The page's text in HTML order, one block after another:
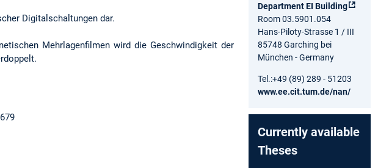
Digitalschaltungen dar.
Mehrlagenfilmen wird die Geschwindigkeit der
Department EI Building
Room 03.5901.054
Hans-Piloty-Strasse 1 / III
85748 Garching bei
München - Germany
Tel.:+49 (89) 289 - 51203
www.ee.cit.tum.de/nan/
Currently available
Theses